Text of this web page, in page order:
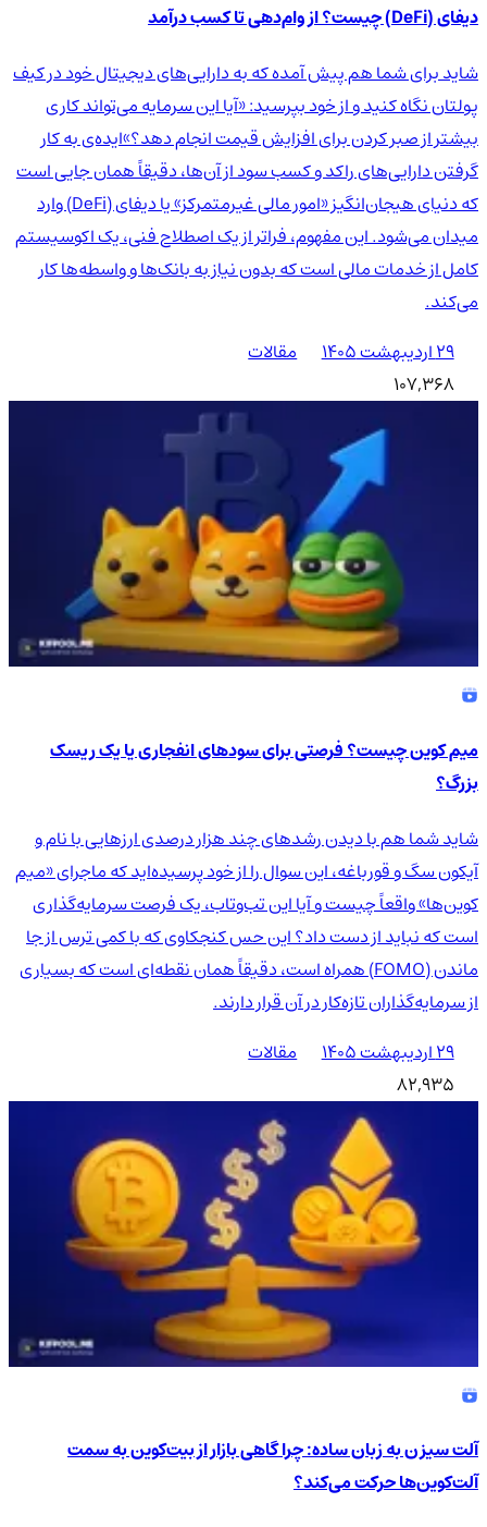
دیفای (DeFi) چیست؟ از وام‌دهی تا کسب درآمد
شاید برای شما هم پیش آمده که به دارایی‌های دیجیتال خود در کیف
پولتان نگاه کنید و از خود بپرسید: «آیا این سرمایه می‌تواند کاری
بیشتر از صبر کردن برای افزایش قیمت انجام دهد؟»ایده‌ی به کار
گرفتن دارایی‌های راکد و کسب سود از آن‌ها، دقیقاً همان جایی است
که دنیای هیجان‌انگیز «امور مالی غیرمتمرکز» یا دیفای (DeFi) وارد
میدان می‌شود. این مفهوم، فراتر از یک اصطلاح فنی، یک اکوسیستم
کامل از خدمات مالی است که بدون نیاز به بانک‌ها و واسطه‌ها کار
می‌کند.
۲۹ اردیبهشت ۱۴۰۵
مقالات
107,368
میم کوین چیست؟ فرصتی برای سودهای انفجاری یا یک ریسک
بزرگ؟
شاید شما هم با دیدن رشدهای چند هزار درصدی ارزهایی با نام و
آیکون سگ و قورباغه، این سوال را از خود پرسیده‌اید که ماجرای «میم
کوین‌ها» واقعاً چیست و آیا این تب‌وتاب، یک فرصت سرمایه‌گذاری
است که نباید از دست داد؟ این حس کنجکاوی که با کمی ترس از جا
ماندن (FOMO) همراه است، دقیقاً همان نقطه‌ای است که بسیاری
از سرمایه‌گذاران تازه‌کار در آن قرار دارند.
۲۹ اردیبهشت ۱۴۰۵
مقالات
82,935
آلت سیزن به زبان ساده: چرا گاهی بازار از بیت‌کوین به سمت
آلت‌کوین‌ها حرکت می‌کند؟